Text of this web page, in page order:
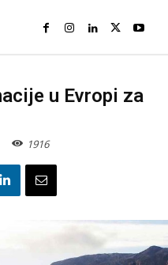
u Evropi za
1916